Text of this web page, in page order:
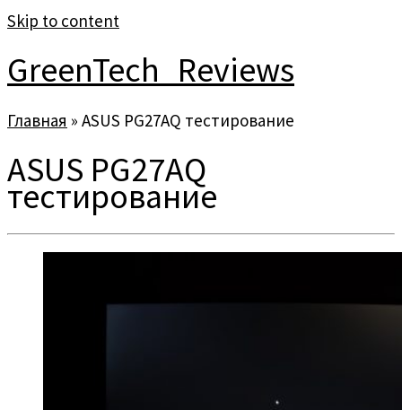
Skip to content
GreenTech_Reviews
Главная » ASUS PG27AQ тестирование
ASUS PG27AQ
тестирование